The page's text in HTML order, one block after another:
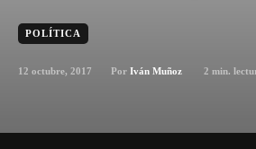
POLÍTICA
12 octubre, 2017 Por Iván Muñoz 2 min.